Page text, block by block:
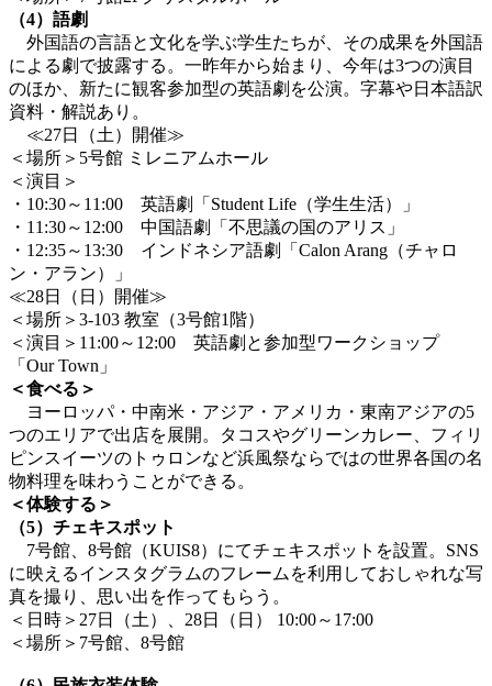
（4）語劇
外国語の言語と文化を学ぶ学生たちが、その成果を外国語
による劇で披露する。一昨年から始まり、今年は3つの演目
のほか、新たに観客参加型の英語劇を公演。字幕や日本語訳
資料・解説あり。
≪27日（土）開催≫
＜場所＞5号館 ミレニアムホール
＜演目＞
・10:30～11:00 英語劇「Student Life（学生生活）」
・11:30～12:00 中国語劇「不思議の国のアリス」
・12:35～13:30 インドネシア語劇「Calon Arang（チャロ
ン・アラン）」
≪28日（日）開催≫
＜場所＞3-103 教室（3号館1階）
＜演目＞11:00～12:00 英語劇と参加型ワークショップ
「Our Town」
＜食べる＞
ヨーロッパ・中南米・アジア・アメリカ・東南アジアの5
つのエリアで出店を展開。タコスやグリーンカレー、フィリ
ピンスイーツのトゥロンなど浜風祭ならではの世界各国の名
物料理を味わうことができる。
＜体験する＞
（5）チェキスポット
7号館、8号館（KUIS8）にてチェキスポットを設置。SNS
に映えるインスタグラムのフレームを利用しておしゃれな写
真を撮り、思い出を作ってもらう。
＜日時＞27日（土）、28日（日） 10:00～17:00
＜場所＞7号館、8号館